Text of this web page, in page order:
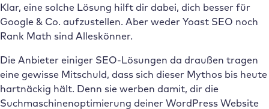
Klar, eine solche Lösung hilft dir dabei, dich besser für
Google & Co. aufzustellen. Aber weder Yoast SEO noch
Rank Math sind Alleskönner.
Die Anbieter einiger SEO-Lösungen da draußen tragen
eine gewisse Mitschuld, dass sich dieser Mythos bis heute
hartnäckig hält. Denn sie werben damit, dir die
Suchmaschinenoptimierung deiner WordPress Website